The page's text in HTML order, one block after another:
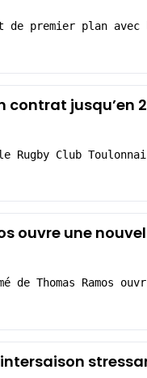
de premier plan
contrat jusqu’en
le Rugby Club
ouvre une
de Thomas Ramos